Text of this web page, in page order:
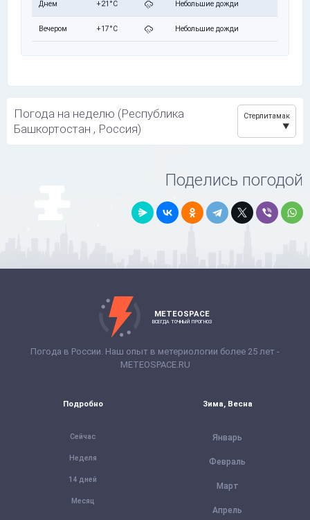
Днем +21°C Небольшие дожди
Вечером +17°C Небольшие дожди
Погода на неделю (Республика
Башкортостан , Россия)
Стерлитамак
Поделись погодой
METEOSPACE
ВСЕГДА ТОЧНЫЙ ПРОГНОЗ
Погода в России. Наш опыт в метериологии более 25 лет -
METEOSPACE.RU
Подробно
Сейчас
Неделя
14 дней
Месяц
Зима, Весна
Январь
Февраль
Март
Апрель